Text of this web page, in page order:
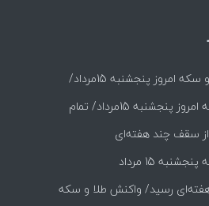
قیمت طلا، دلار و سکه امروز پنجشنبه 15مرداد/
+ جدول
قیمت طلا و سکه امروز پنجشنبه 15مرداد/ تمام
افزایش + جدول
از سقف چند هفته‌ای
15 مرداد
رسید/ واکنش طلا و سکه